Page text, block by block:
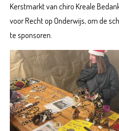
Kerstmarkt van chiro Kreale
voor Recht op Onderwijs, om de
te sponsoren.